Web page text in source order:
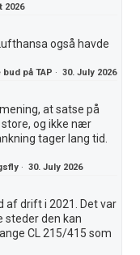
2026
også havde
på TAP ·30. July 2026
at satse på
og ikke nær
tager lang tid.
·30. July 2026
af drift i 2021. Det var
steder den kan
CL 215/415 som